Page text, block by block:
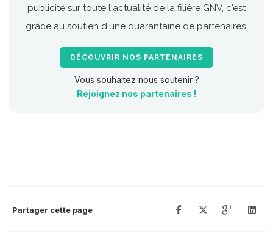
publicité sur toute l'actualité de la filière GNV, c'est
grâce au soutien d'une quarantaine de partenaires.
DÉCOUVRIR NOS PARTENAIRES
Vous souhaitez nous soutenir ?
Rejoignez nos partenaires !
Partager cette page